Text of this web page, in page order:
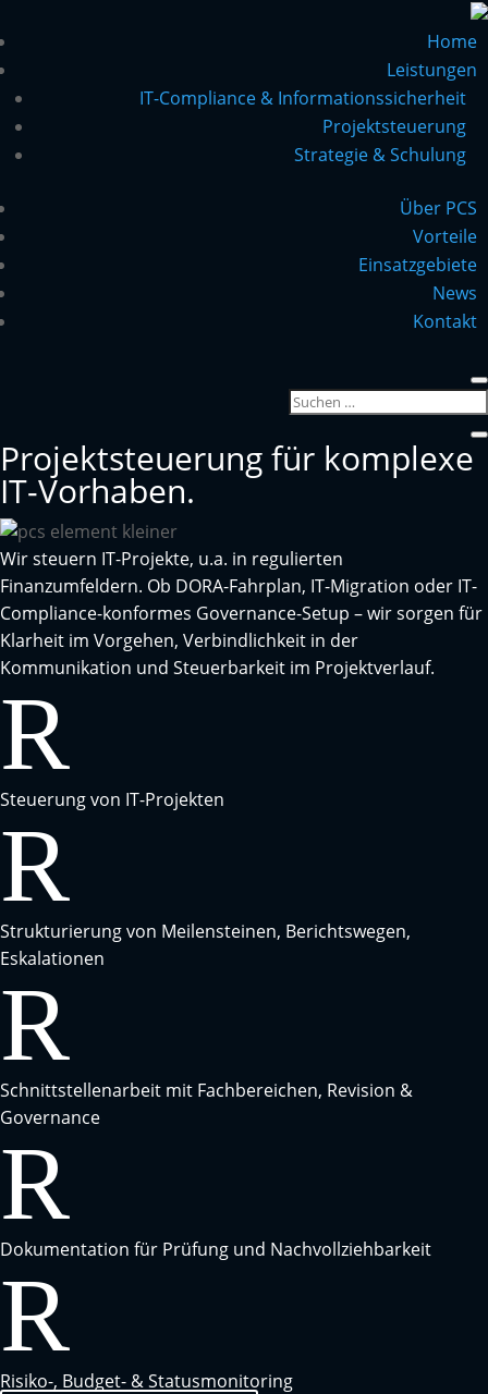
Home
Leistungen
IT-Compliance & Informationssicherheit
Projektsteuerung
Strategie & Schulung
Über PCS
Vorteile
Einsatzgebiete
News
Kontakt
Projektsteuerung für komplexe
IT-Vorhaben.
Wir steuern IT-Projekte, u.a. in regulierten
Finanzumfeldern. Ob DORA-Fahrplan, IT-Migration oder IT-
Compliance-konformes Governance-Setup – wir sorgen für
Klarheit im Vorgehen, Verbindlichkeit in der
Kommunikation und Steuerbarkeit im Projektverlauf.
R
Steuerung von IT-Projekten
R
Strukturierung von Meilensteinen, Berichtswegen,
Eskalationen
R
Schnittstellenarbeit mit Fachbereichen, Revision &
Governance
R
Dokumentation für Prüfung und Nachvollziehbarkeit
R
Risiko-, Budget- & Statusmonitoring